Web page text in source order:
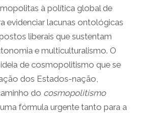
à política global de
evidenciar lacunas ontológicas
liberais que sustentam
e multiculturalismo. O
de cosmopolitismo que se
dos Estados-nação,
do cosmopolitismo
fórmula urgente tanto para a